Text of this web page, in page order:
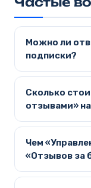
Можно ли
подписки?
Сколько
отзывами»
Чем
«Отзывов за